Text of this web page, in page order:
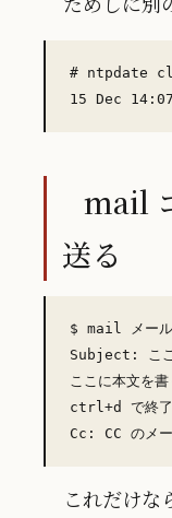
# ntpdate
mail
送る
$ mail メール
Subject: ここ
ここに本文を書
ctrl+d で終了
これだけ